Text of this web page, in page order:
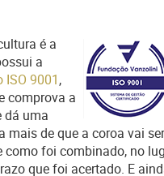
é a
a
ISO 9001,
comprova a
dá uma
mais de que a coroa vai
como foi combinado, no
que foi acertado. E